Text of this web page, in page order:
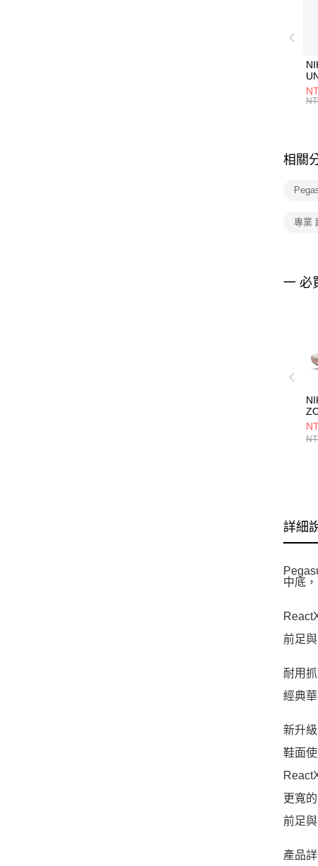
統
相關
專業
一 必
詳細
中底
前足
耐用
經典
新升
鞋面
更寬
前足
產品